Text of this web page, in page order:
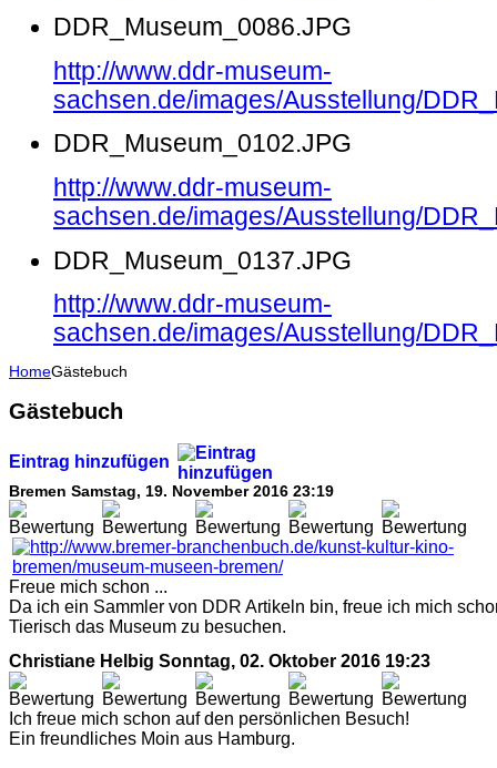
DDR_Museum_0086.JPG
http://www.ddr-museum-
sachsen.de/images/Ausstellung/
DDR_Museum_0102.JPG
http://www.ddr-museum-
sachsen.de/images/Ausstellung/
DDR_Museum_0137.JPG
http://www.ddr-museum-
sachsen.de/images/Ausstellung/
HomeGästebuch
Gästebuch
Eintrag hinzufügen
Bremen Samstag, 19. November 2016 23:19
Freue mich schon ...
Da ich ein Sammler von DDR Artikeln bin, freue ich mich
Tierisch das Museum zu besuchen.
Christiane Helbig Sonntag, 02. Oktober 2016 19:23
Ich freue mich schon auf den persönlichen Besuch!
Ein freundliches Moin aus Hamburg.